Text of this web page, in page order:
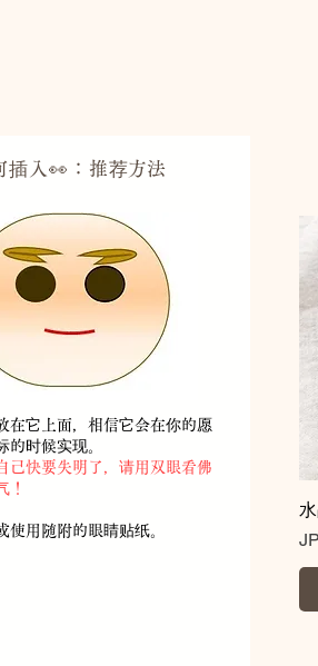
插入👀：推荐方法
在它上面，相信它会在你的愿
的时候实现。
己快要失明了，请用双眼看佛
！
使用随附的眼睛贴纸。